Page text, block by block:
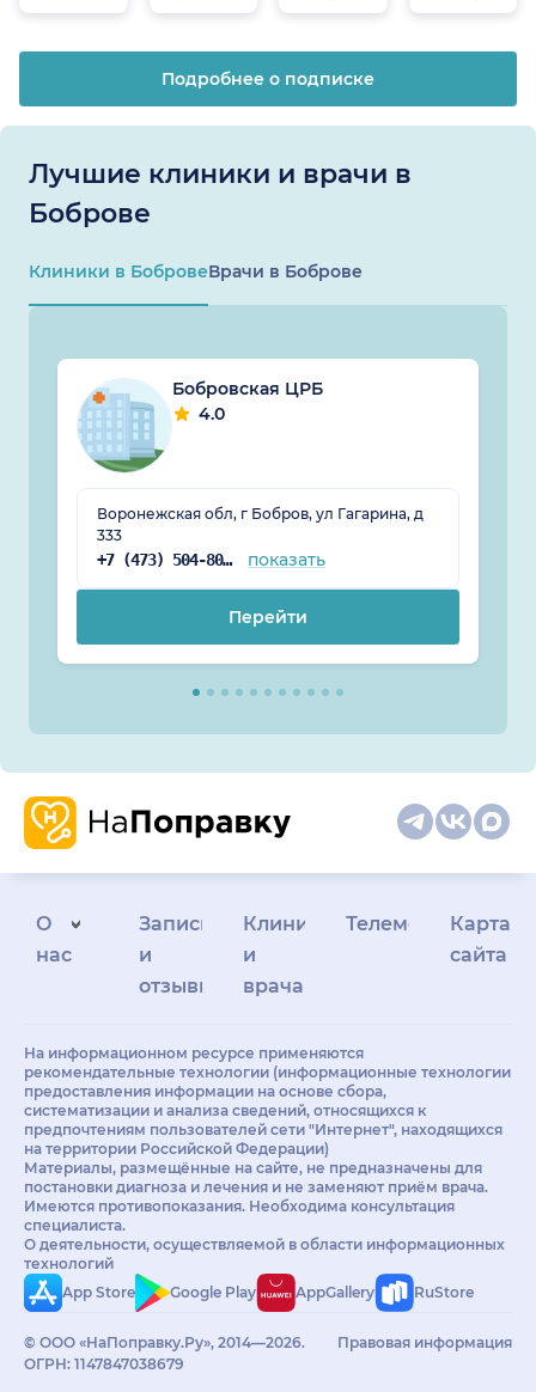
Подробнее о подписке
Лучшие клиники и врачи в
Боброве
Клиники в БобровеВрачи в Боброве
Бобровская ЦРБ
4.0
Воронежская обл, г Бобров, ул Гагарина, д
333
+7 (473) 504-80-45 показать
Перейти
О
нас
Запись
и
отзывы
Клиникам
и
врачам
Телемедицина
Карта
сайта
На информационном ресурсе применяются
рекомендательные технологии (информационные технологии
предоставления информации на основе сбора,
систематизации и анализа сведений, относящихся к
предпочтениям пользователей сети "Интернет", находящихся
на территории Российской Федерации)
Материалы, размещённые на сайте, не предназначены для
постановки диагноза и лечения и не заменяют приём врача.
Имеются противопоказания. Необходима консультация
специалиста.
О деятельности, осуществляемой в области информационных
технологий
App Store
Google Play AppGallery RuStore
© ООО «НаПоправку.Ру», 2014—2026.
ОГРН: 1147847038679
Правовая информация